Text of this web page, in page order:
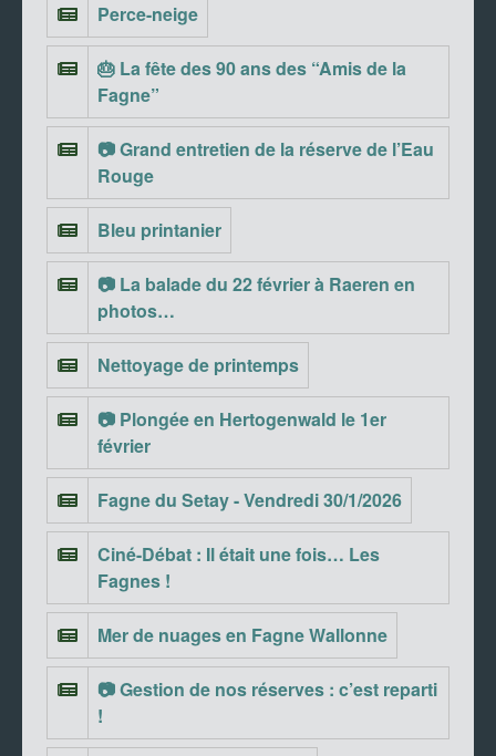
Perce-neige
🎂 La fête des 90 ans des “Amis de la
Fagne”
📷 Grand entretien de la réserve de l’Eau
Rouge
Bleu printanier
📷 La balade du 22 février à Raeren en
photos…
Nettoyage de printemps
📷 Plongée en Hertogenwald le 1er
février
Fagne du Setay - Vendredi 30/1/2026
Ciné-Débat : Il était une fois… Les
Fagnes !
Mer de nuages en Fagne Wallonne
📷 Gestion de nos réserves : c’est reparti
!